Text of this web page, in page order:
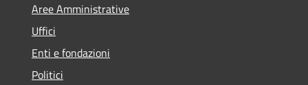
Aree Amministrative
Uffici
Enti e fondazioni
Politici